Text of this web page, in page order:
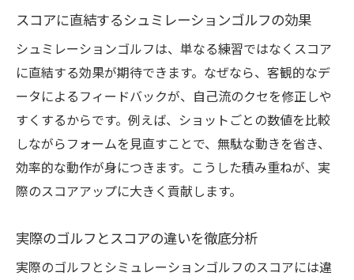
スコアに直結するシュミレーションゴルフの効果
シュミレーションゴルフは、単なる練習ではなくスコア
に直結する効果が期待できます。なぜなら、客観的なデ
ータによるフィードバックが、自己流のクセを修正しや
すくするからです。例えば、ショットごとの数値を比較
しながらフォームを見直すことで、無駄な動きを省き、
効率的な動作が身につきます。こうした積み重ねが、実
際のスコアアップに大きく貢献します。
実際のゴルフとスコアの違いを徹底分析
実際のゴルフとシミュレーションゴルフのスコアには違